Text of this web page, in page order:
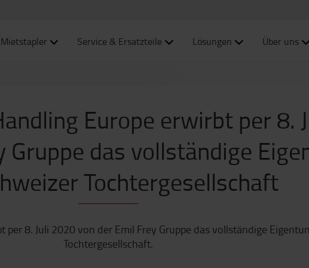
Mietstapler Service & Ersatzteile Lösungen Über uns
Europe erwirbt per 8.
Gruppe das vollständige
Tochtergesellschaft
8. Juli 2020 von der Emil Frey Gruppe das vollständige
Tochtergesellschaft.